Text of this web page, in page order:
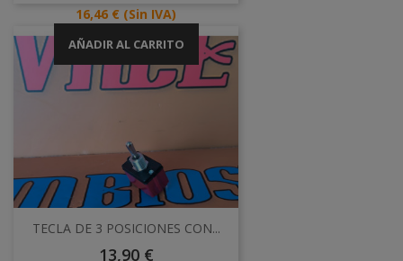
Precio
16,46 € (Sin IVA)
AÑADIR AL CARRITO
TECLA DE 3 POSICIONES CON...
Precio
13,90 €